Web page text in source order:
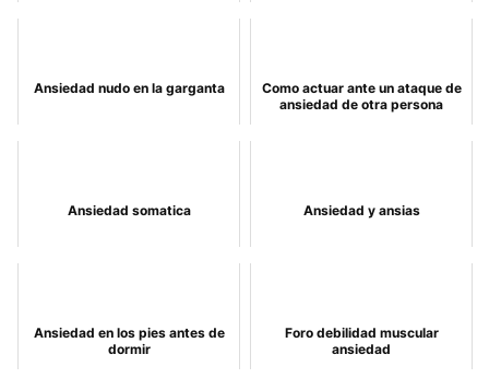
Ansiedad nudo en la garganta
Como actuar ante un ataque de
ansiedad de otra persona
Ansiedad somatica Ansiedad y ansias
Ansiedad en los pies antes de
dormir
Foro debilidad muscular
ansiedad